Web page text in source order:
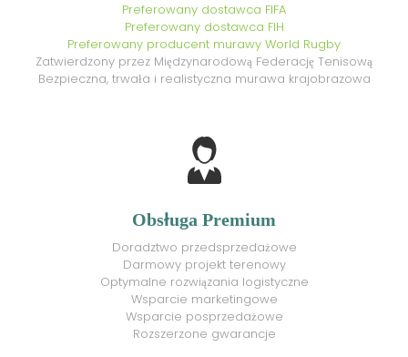
Preferowany dostawca FIFA
Preferowany dostawca FIH
Preferowany producent murawy World Rugby
Zatwierdzony przez Międzynarodową Federację Tenisową
Bezpieczna, trwała i realistyczna murawa krajobrazowa
Obsługa Premium
Doradztwo przedsprzedażowe
Darmowy projekt terenowy
Optymalne rozwiązania logistyczne
Wsparcie marketingowe
Wsparcie posprzedażowe
Rozszerzone gwarancje